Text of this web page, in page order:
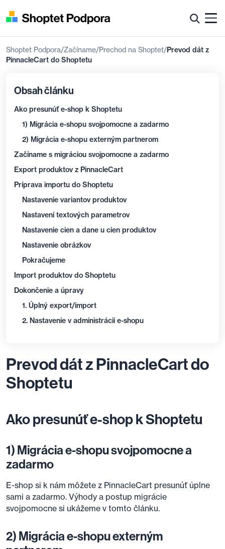
Shoptet Podpora Začíname Prechod na Shoptet Prevod dát z
PinnacleCart do Shoptetu
Obsah článku
Ako presunúť e-shop k Shoptetu
1) Migrácia e-shopu svojpomocne a zadarmo
2) Migrácia e-shopu externým partnerom
Začíname s migráciou svojpomocne a zadarmo
Export produktov z PinnacleCart
Príprava importu do Shoptetu
Nastavenie variantov produktov
Nastavení textových parametrov
Nastavenie cien a dane u cien produktov
Nastavenie obrázkov
Pokračujeme
Import produktov do Shoptetu
Dokončenie a úpravy
1. Úplný export/import
2. Nastavenie v administrácii e-shopu
Prevod dát z PinnacleCart do
Shoptetu
Ako presunúť e-shop k Shoptetu
1) Migrácia e-shopu svojpomocne a
zadarmo
E-shop si k nám môžete z PinnacleCart presunúť úplne
sami a zadarmo. Výhody a postup migrácie
svojpomocne si ukážeme v tomto článku.
2) Migrácia e-shopu externým